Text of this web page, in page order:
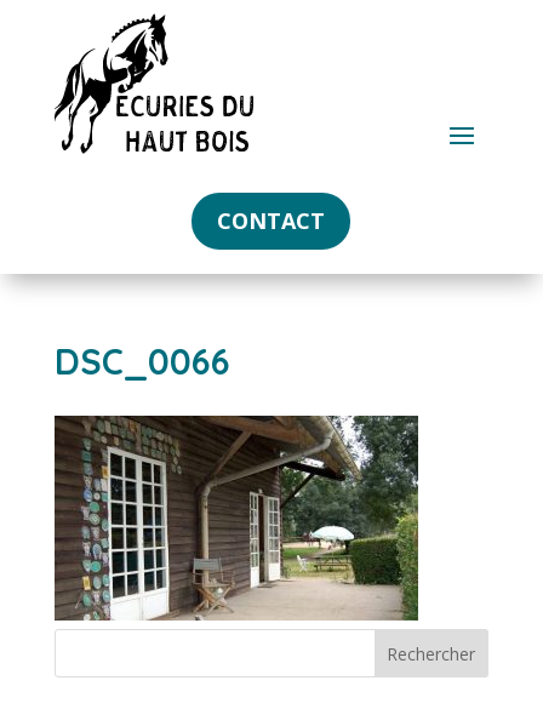
CONTACT
DSC_0066